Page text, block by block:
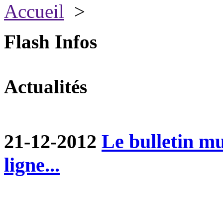
Accueil >
Flash Infos
Actualités
21-12-2012 Le bulletin
ligne...